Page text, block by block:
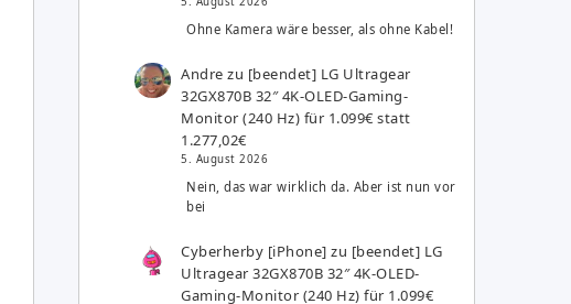
Ohne Kamera wäre besser, als ohne Kabel!
Andre zu [beendet] LG Ultragear
32GX870B 32″ 4K-OLED-Gaming-
Monitor (240 Hz) für 1.099€ statt
1.277,02€
5. August 2026
Nein, das war wirklich da. Aber ist nun vor
bei
Cyberherby [iPhone] zu [beendet] LG
Ultragear 32GX870B 32″ 4K-OLED-
Gaming-Monitor (240 Hz) für 1.099€